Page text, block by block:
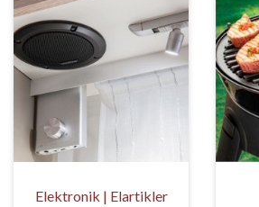
Elektronik | Elartikler